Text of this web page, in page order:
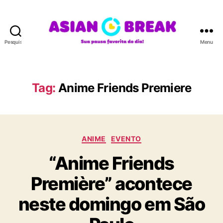
Pesquisar
A
N
R
A
Menu
Tag: Anime Friends Premiere
C
t
e
g
o
r
i
ANIME EVENTO
“Anime Friends
Première” acontece
neste domingo em São